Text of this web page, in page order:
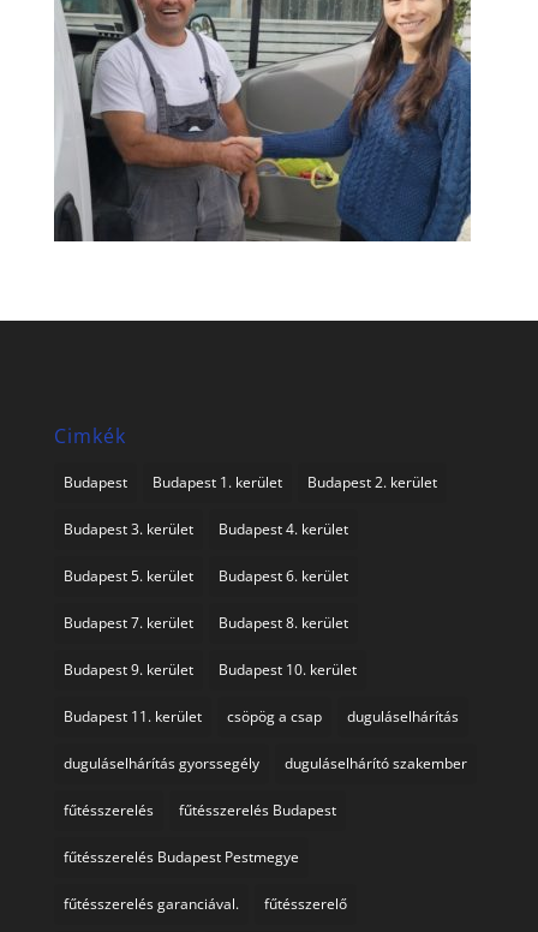
Cimkék
Budapest Budapest 1. kerület Budapest 2. kerület
Budapest 3. kerület Budapest 4. kerület
Budapest 5. kerület Budapest 6. kerület
Budapest 7. kerület Budapest 8. kerület
Budapest 9. kerület Budapest 10. kerület
Budapest 11. kerület csöpög a csap duguláselhárítás
duguláselhárítás gyorssegély duguláselhárító szakember
fűtésszerelés fűtésszerelés Budapest
fűtésszerelés Budapest Pestmegye
fűtésszerelés garanciával. fűtésszerelő